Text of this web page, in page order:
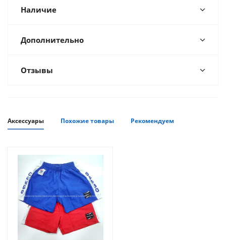
Наличие
Дополнительно
Отзывы
Аксессуары Похожие товары Рекомендуем